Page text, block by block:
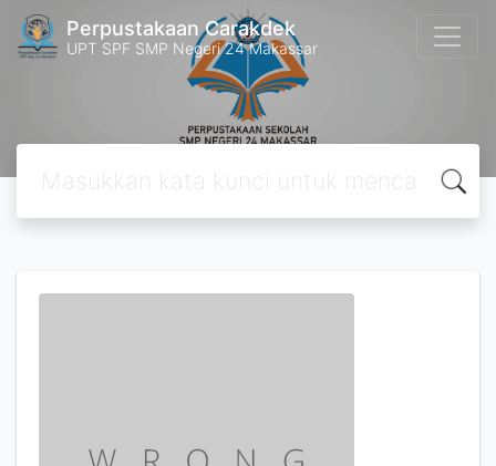
Perpustakaan Carakdek
UPT SPF SMP Negeri 24 Makassar